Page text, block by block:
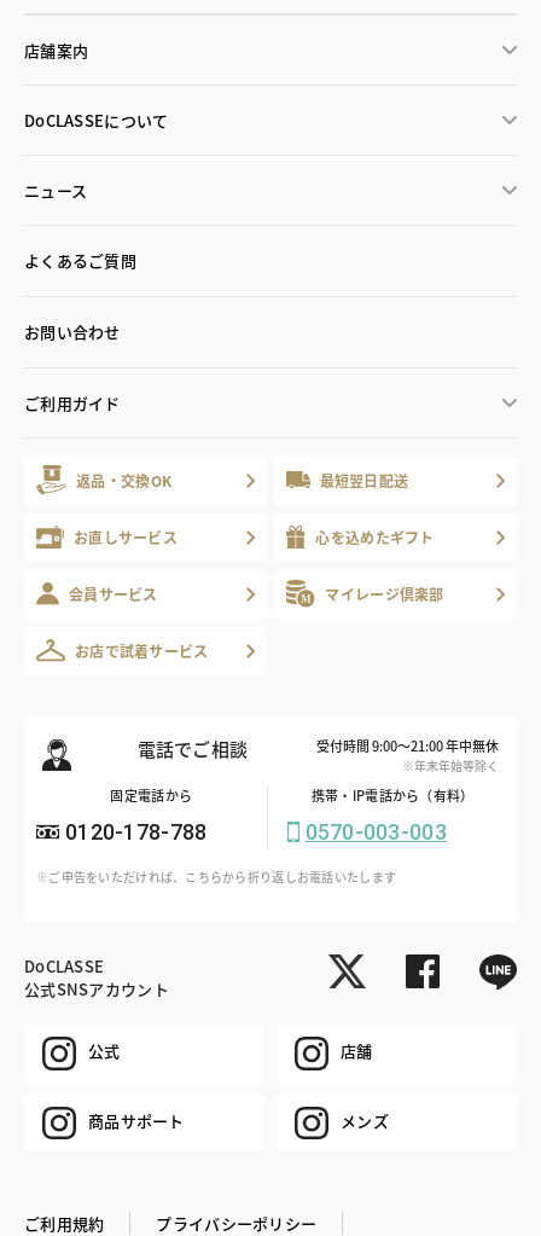
店舗案内
DoCLASSEについて
ニュース
よくあるご質問
お問い合わせ
ご利用ガイド
返品・交換OK 最短翌日配送
お直しサービス 心を込めたギフト
会員サービス マイレージ倶楽部
お店で試着サービス
電話でご相談 受付時間 9:00～21:00 年中無休
※年末年始等除く
固定電話から
0120-178-788
携帯・IP電話から（有料）
0570-003-003
※ご申告をいただければ、こちらから折り返しお電話いたします
DoCLASSE
公式SNSアカウント
公式 店舗
商品サポート メンズ
ご利用規約 プライバシーポリシー